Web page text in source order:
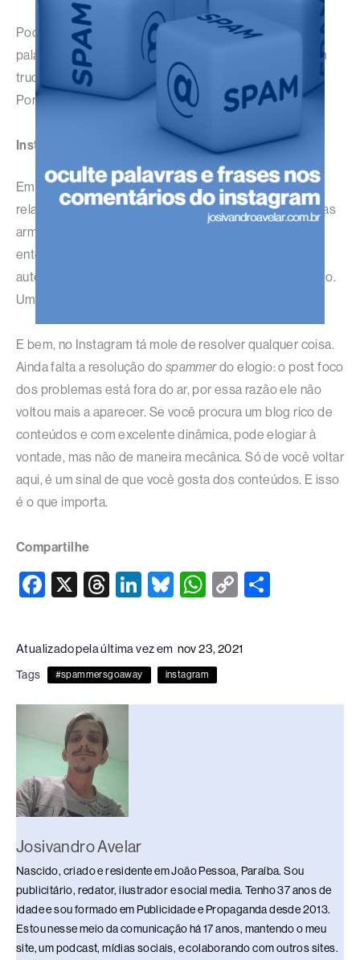
Pode ser que os spammers
mudem a estratégia e as
palavras, mas estou atento e se eles inventarem algum
truque, vão ser devidamente barrados e bloqueados.
Porque eles podem ser espertos, mas eu sou mais.
Instagram possui recursos contra spammers
Em que pese as falhas que o Instagram ainda tem em
relação a spam, é fácil resolver esses problemas com as
armas que eles dispõem nas configurações. Por falha
entenda-se permitir determinados comportamentos
automatizados e ainda assim isso passar despercebido.
Uma hora isso deixa de ser um problema.
E bem, no Instagram tá mole de resolver qualquer coisa.
Ainda falta a resolução do spammerdo elogio: o post foco
dos problemas está fora do ar, por essa razão ele não
voltou mais a aparecer. Se você procura um blog rico de
conteúdos e com excelente dinâmica, pode elogiar à
vontade, mas não de maneira mecânica. Só de você voltar
aqui, é um sinal de que você gosta dos conteúdos. E isso
é o que importa.
Compartilhe
F
c
e
b
o
o
X
T
e
a
d
s
Li
e
dI
n
Bl
sk
y
W
at
s
A
p
C
y
n
Atualizado pela última vez em nov 23, 2021
Tags #spammersgoaway instagram
Josivandro Avelar
Nascido, criado e residente em João Pessoa, Paraíba. Sou
publicitário, redator, ilustrador e social media. Tenho 37 anos de
idade e sou formado em Publicidade e Propaganda desde 2013.
Estou nesse meio da comunicação há 17 anos, mantendo o meu
site, um podcast, mídias sociais, e colaborando com outros sites.